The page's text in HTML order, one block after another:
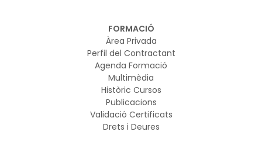
FORMACIÓ
Àrea Privada
Perfil del Contractant
Agenda Formació
Multimèdia
Històric Cursos
Publicacions
Validació Certificats
Drets i Deures